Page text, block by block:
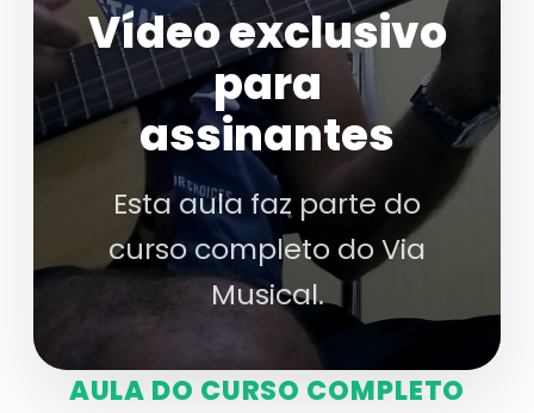
Vídeo exclusivo
para
assinantes
Esta aula faz parte do
curso completo do Via
Musical.
AULA DO CURSO COMPLETO